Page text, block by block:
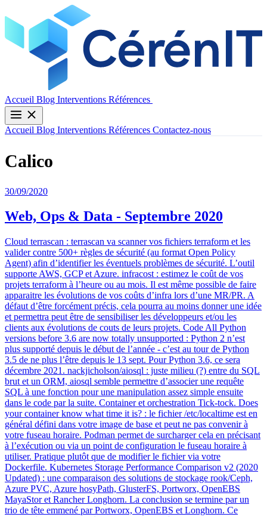
Accueil Blog Interventions Références
Accueil Blog Interventions Références Contactez-nous
Calico
30/09/2020
Web, Ops & Data - Septembre 2020
Cloud terrascan : terrascan va scanner vos fichiers terraform et les
valider contre 500+ règles de sécurité (au format Open Policy
Agent) afin d’identifier les éventuels problèmes de sécurité. L’outil
supporte AWS, GCP et Azure. infracost : estimez le coût de vos
projets terraform à l’heure ou au mois. Il est même possible de faire
apparaitre les évolutions de vos coûts d’infra lors d’une MR/PR. A
défaut d’être forcément précis, cela pourra au moins donner une idée
et permettra peut être de sensibiliser les développeurs et/ou les
clients aux évolutions de couts de leurs projets. Code All Python
versions before 3.6 are now totally unsupported : Python 2 n’est
plus supporté depuis le début de l’année - c’est au tour de Python
3.5 de ne plus l’être depuis le 13 sept. Pour Python 3.6, ce sera
décembre 2021. nackjicholson/aiosql : juste milieu (?) entre du SQL
brut et un ORM, aiosql semble permettre d’associer une requête
SQL à une fonction pour une manipulation assez simple ensuite
dans le code par la suite. Container et orchestration Tick-tock. Does
your container know what time it is? : le fichier /etc/localtime est en
général défini dans votre image de base et peut ne pas convenir à
votre fuseau horaire. Podman permet de surcharger cela en précisant
à l’exécution ou via un point de configuration le fuseau horaire à
utiliser. Pratique plutôt que de modifier le fichier via votre
Dockerfile. Kubernetes Storage Performance Comparison v2 (2020
Updated) : une comparaison des solutions de stockage rook/Ceph,
Azure PVC, Azure hosyPath, GlusterFS, Portworx, OpenEBS
MayaStor et Rancher Longhorn. La conclusion se termine par un
trio de tête emmené par Portworx, OpenEBS et Longhorn. Ce